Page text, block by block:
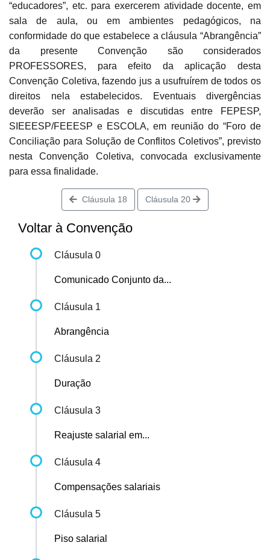
“educadores”, etc. para exercerem atividade docente, em
sala de aula, ou em ambientes pedagógicos, na
conformidade do que estabelece a cláusula “Abrangência”
da presente Convenção são considerados
PROFESSORES, para efeito da aplicação desta
Convenção Coletiva, fazendo jus a usufruírem de todos os
direitos nela estabelecidos. Eventuais divergências
deverão ser analisadas e discutidas entre FEPESP,
SIEEESP/FEEESP e ESCOLA, em reunião do “Foro de
Conciliação para Solução de Conflitos Coletivos”, previsto
nesta Convenção Coletiva, convocada exclusivamente
para essa finalidade.
Cláusula 18 Cláusula 20
Voltar à Convenção
Cláusula 0
Comunicado Conjunto da...
Cláusula 1
Abrangência
Cláusula 2
Duração
Cláusula 3
Reajuste salarial em...
Cláusula 4
Compensações salariais
Cláusula 5
Piso salarial